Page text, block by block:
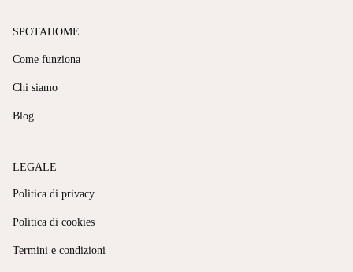
SPOTAHOME
Come funziona
Chi siamo
Blog
LEGALE
Politica di privacy
Politica di cookies
Termini e condizioni